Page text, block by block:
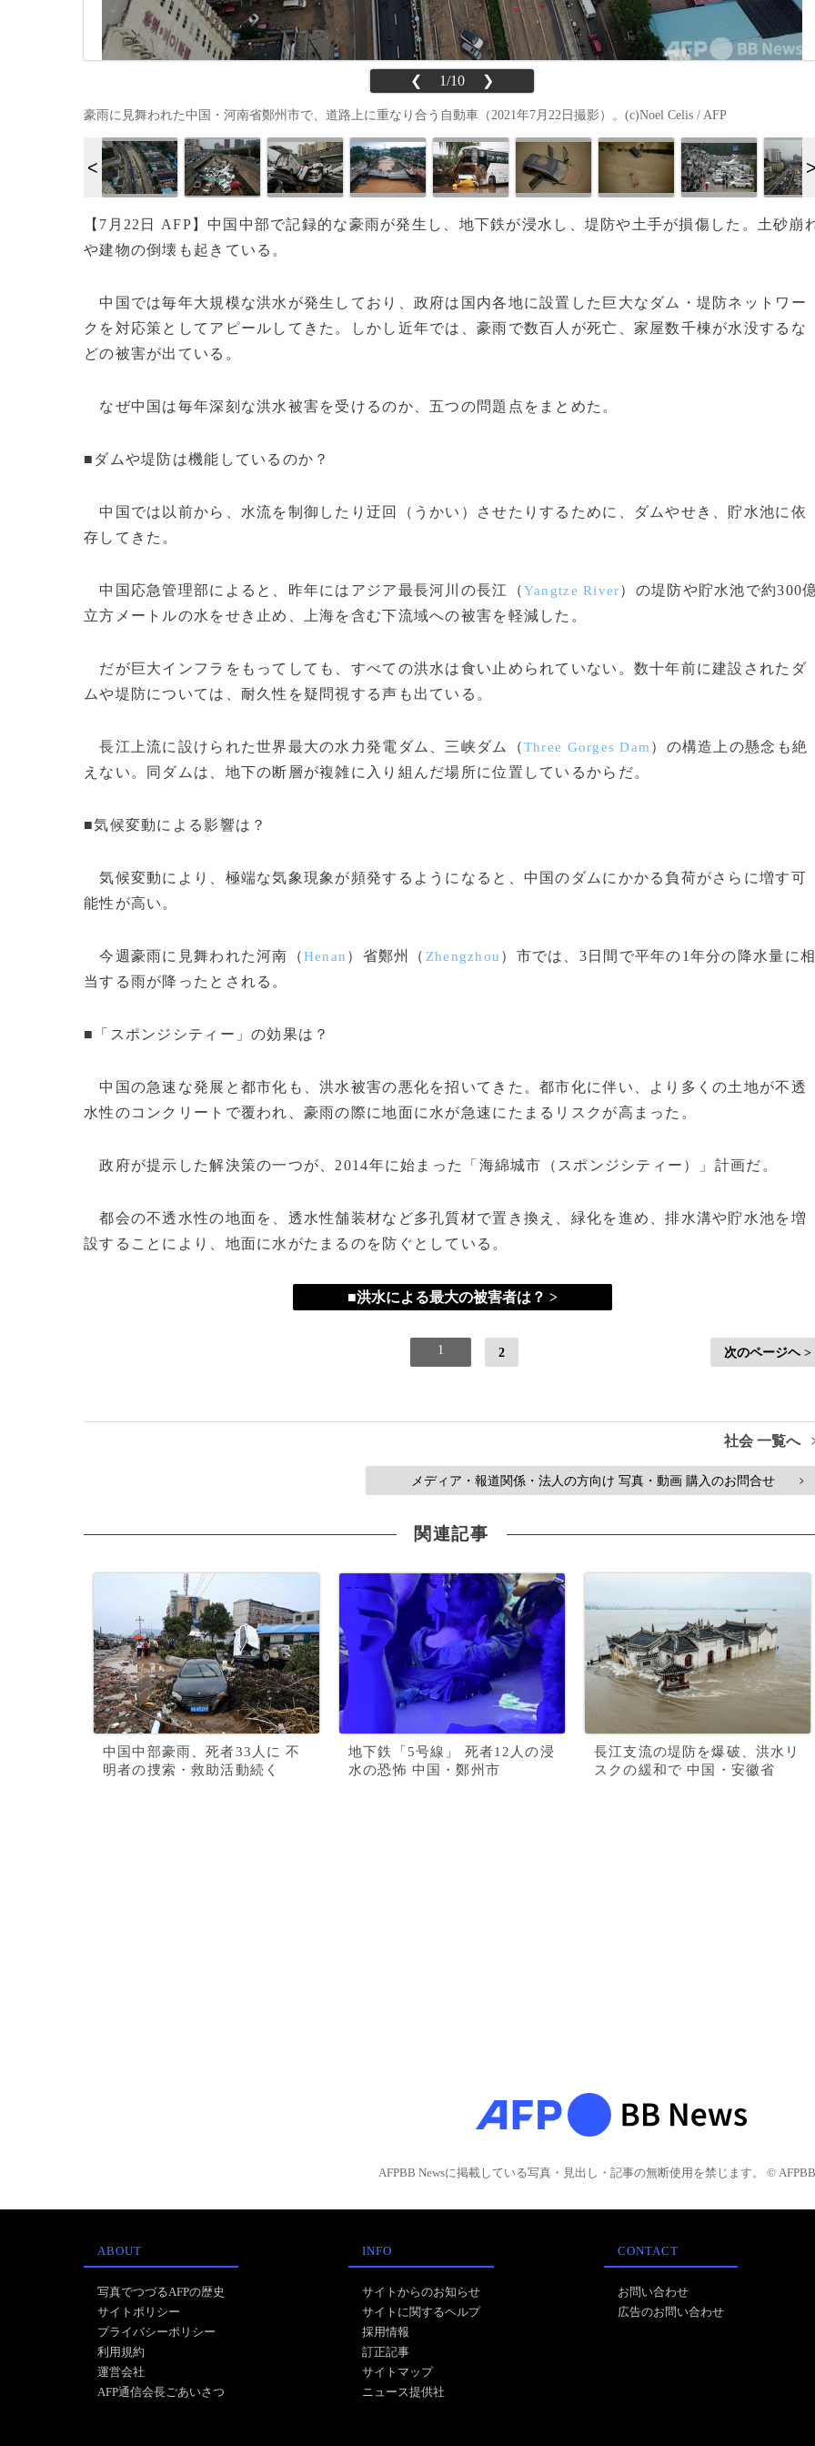
❮ 1/10 ❯
豪雨に見舞われた中国・河南省鄭州市で、道路上に重なり合う自動車（2021年7月22日撮影）。(c)Noel Celis / AFP
【7月22日 AFP】中国中部で記録的な豪雨が発生し、地下鉄が浸水し、堤防や土手が損傷した。土砂崩
や建物の倒壊も起きている。
中国では毎年大規模な洪水が発生しており、政府は国内各地に設置した巨大なダム・堤防ネットワー
クを対応策としてアピールしてきた。しかし近年では、豪雨で数百人が死亡、家屋数千棟が水没するな
どの被害が出ている。
なぜ中国は毎年深刻な洪水被害を受けるのか、五つの問題点をまとめた。
■ダムや堤防は機能しているのか？
中国では以前から、水流を制御したり迂回（うかい）させたりするために、ダムやせき、貯水池に依
存してきた。
中国応急管理部によると、昨年にはアジア最長河川の長江（Yangtze River）の堤防や貯水池で約300
立方メートルの水をせき止め、上海を含む下流域への被害を軽減した。
だが巨大インフラをもってしても、すべての洪水は食い止められていない。数十年前に建設されたダ
ムや堤防については、耐久性を疑問視する声も出ている。
長江上流に設けられた世界最大の水力発電ダム、三峡ダム（Three Gorges Dam ）の構造上の懸念も絶
えない。同ダムは、地下の断層が複雑に入り組んだ場所に位置しているからだ。
■気候変動による影響は？
気候変動により、極端な気象現象が頻発するようになると、中国のダムにかかる負荷がさらに増す可
能性が高い。
今週豪雨に見舞われた河南（Henan ）省鄭州（ Zhengzhou ）市では、3日間で平年の1年分の降水量に
当する雨が降ったとされる。
■「スポンジシティー」の効果は？
中国の急速な発展と都市化も、洪水被害の悪化を招いてきた。都市化に伴い、より多くの土地が不透
水性のコンクリートで覆われ、豪雨の際に地面に水が急速にたまるリスクが高まった。
政府が提示した解決策の一つが、2014年に始まった「海綿城市（スポンジシティー）」計画だ。
都会の不透水性の地面を、透水性舗装材など多孔質材で置き換え、緑化を進め、排水溝や貯水池を増
設することにより、地面に水がたまるのを防ぐとしている。
■洪水による最大の被害者は？ >
1 2 次のページヘ >
社会 一覧へ
メディア・報道関係・法人の方向け 写真・動画 購入のお問合せ >
関連記事
中国中部豪雨、死者33人に 不
明者の捜索・救助活動続く
地下鉄「5号線」 死者12人の浸
水の恐怖 中国・鄭州市
長江支流の堤防を爆破、洪水リ
スクの緩和で 中国・安徽省
AFPBB Newsに掲載している写真・見出し・記事の無断使用を禁じます。 © AFPBB
ABOUT
写真でつづるAFPの歴史
サイトポリシー
プライバシーポリシー
利用規約
運営会社
AFP通信会長ごあいさつ
INFO
サイトからのお知らせ
サイトに関するヘルプ
採用情報
訂正記事
サイトマップ
ニュース提供社
CONTACT
お問い合わせ
広告のお問い合わせ